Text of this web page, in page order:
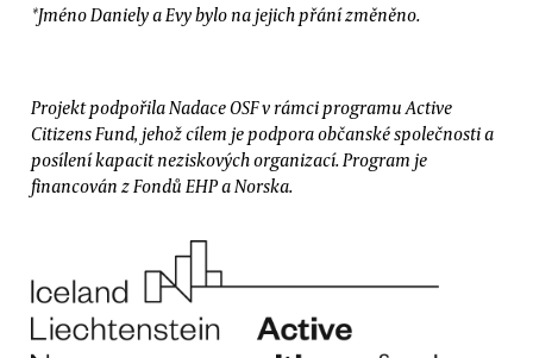
*Jméno Daniely a Evy bylo na jejich přání změněno.
Projekt podpořila Nadace OSF v rámci programu Active
Citizens Fund, jehož cílem je podpora občanské společnosti a
posílení kapacit neziskových organizací. Program je
financován z Fondů EHP a Norska.